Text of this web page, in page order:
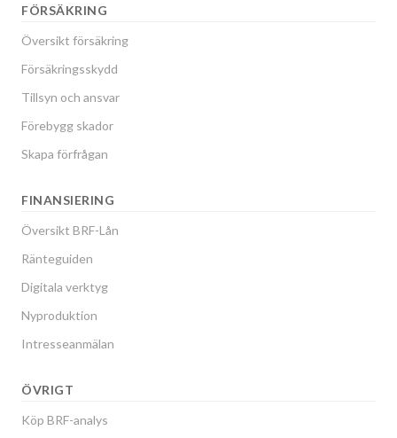
FÖRSÄKRING
Översikt försäkring
Försäkringsskydd
Tillsyn och ansvar
Förebygg skador
Skapa förfrågan
FINANSIERING
Översikt BRF-Lån
Ränteguiden
Digitala verktyg
Nyproduktion
Intresseanmälan
ÖVRIGT
Köp BRF-analys